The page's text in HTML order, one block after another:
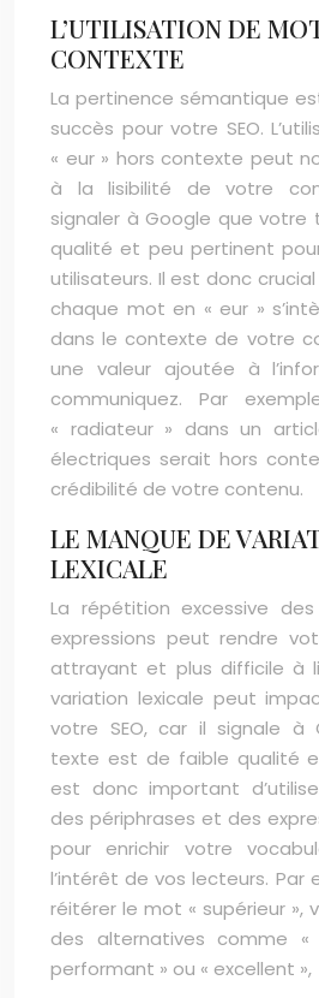
L’UTILISATION DE
CONTEXTE
La pertinence sémantique
succès pour votre SEO.
« eur » hors contexte peut
à la lisibilité de votre
signaler à Google que
qualité et peu pertinent
utilisateurs. Il est donc
chaque mot en « eur »
dans le contexte de votre
une valeur ajoutée à
communiquez. Par
« radiateur » dans un
électriques serait hors
crédibilité de votre contenu.
LE MANQUE DE
LEXICALE
La répétition excessive
expressions peut rendre
attrayant et plus difficile à
variation lexicale peut
votre SEO, car il signale à
texte est de faible qualité
est donc important
des périphrases et des
pour enrichir votre
l’intérêt de vos lecteurs. Par
réitérer le mot « supérieur »,
des alternatives comme «
performant » ou « excellent »,